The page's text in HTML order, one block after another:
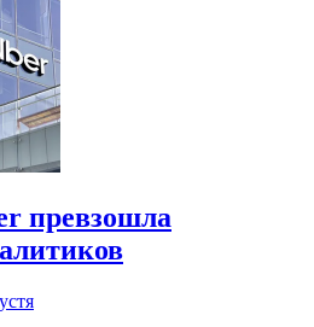
превзошла